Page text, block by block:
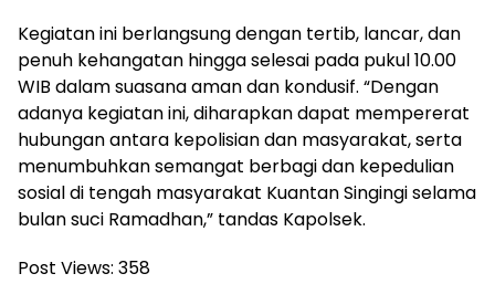
Kegiatan ini berlangsung dengan tertib, lancar, dan
penuh kehangatan hingga selesai pada pukul 10.00
WIB dalam suasana aman dan kondusif. “Dengan
adanya kegiatan ini, diharapkan dapat mempererat
hubungan antara kepolisian dan masyarakat, serta
menumbuhkan semangat berbagi dan kepedulian
sosial di tengah masyarakat Kuantan Singingi selama
bulan suci Ramadhan,” tandas Kapolsek.
Post Views: 358